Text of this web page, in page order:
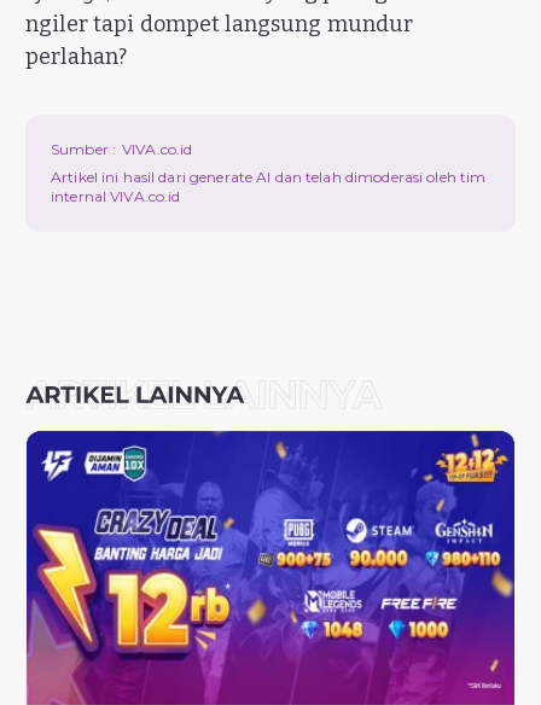
ngiler tapi dompet langsung mundur
perlahan?
Sumber : VIVA.co.id
Artikel ini hasil dari generate AI dan telah dimoderasi oleh tim
internal VIVA.co.id